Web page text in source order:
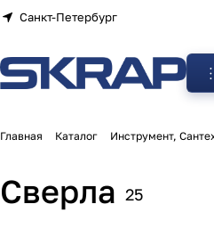
Санкт-Петербург
Главная Каталог Инструмент,
Сверла 25